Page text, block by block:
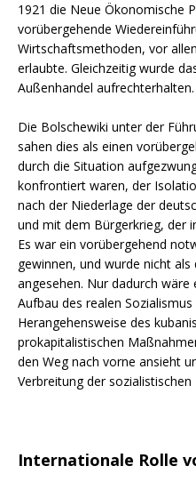
1921 die Neue Ökonomische
vorübergehende
Wirtschaftsmethoden, vor
erlaubte. Gleichzeitig wurde
Außenhandel aufrechterhalten.
Die Bolschewiki unter der
sahen dies als einen
durch die Situation
konfrontiert waren, der
nach der Niederlage der
und mit dem Bürgerkrieg, der
Es war ein vorübergehend
gewinnen, und wurde nicht
angesehen. Nur dadurch
Aufbau des realen
Herangehensweise des
prokapitalistischen
den Weg nach vorne ansieht
Verbreitung der
Internationale Rolle